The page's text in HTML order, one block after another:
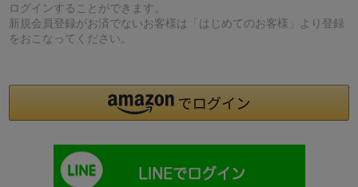
ログインすることができます。
新規会員登録がお済でないお客様は「はじめてのお客様」より登録
をおこなってください。